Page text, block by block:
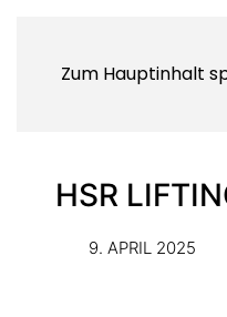
Zum Hauptinhalt
HSR
9. APRIL 2025